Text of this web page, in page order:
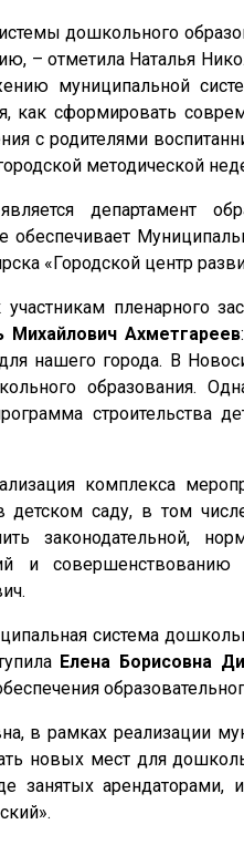
дошкольного
– отметила Наталья
муниципальной
как сформировать
с родителями
методической
департамент
обеспечивает
«Городской центр
пленарного
Михайлович Ахметгареев
нашего города. В
образования.
строительства
комплекса
детском саду, в том
законодательной,
и
система
Елена Борисовна
в рамках реализации
новых мест для
арендаторами, и